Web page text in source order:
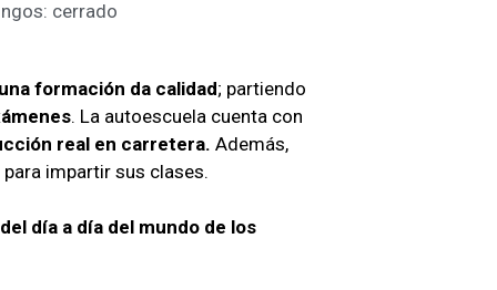
cerrado
formación da calidad; partiendo
. La autoescuela cuenta con
real en carretera. Además,
impartir sus clases.
día a día del mundo de los